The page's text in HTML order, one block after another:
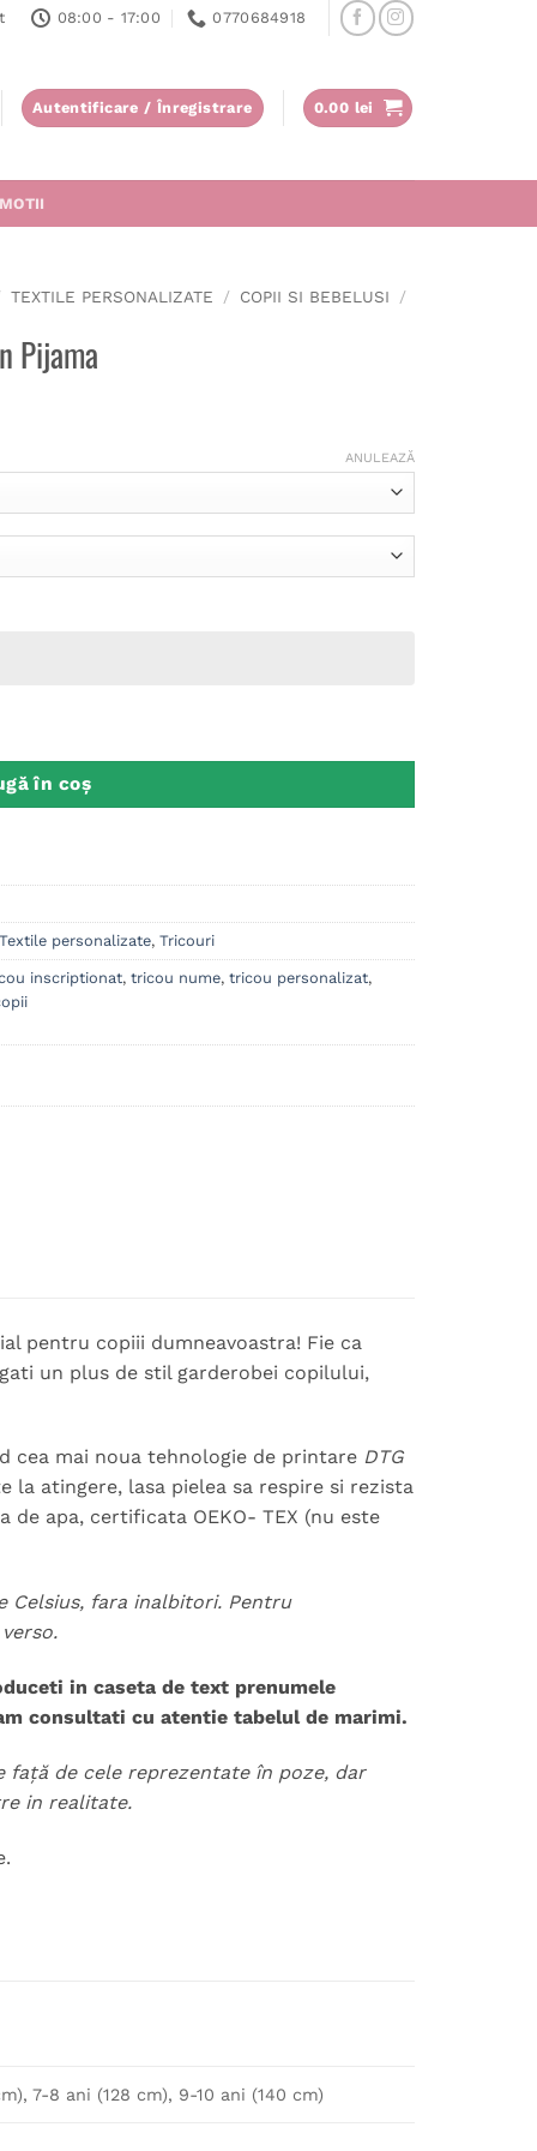
08:00 - 17:00 0770684918
Autentificare / Înregistrare 0.00 lei
TEXTILE PERSONALIZATE / COPII SI BEBELUSI
/
Pijama
ANULEAZĂ
în coș
Textile personalizate, Tricouri
inscriptionat, tricou nume, tricou personalizat,
pentru copiii dumneavoastra! Fie ca
un plus de stil garderobei copilului,
cea mai noua tehnologie de printare DTG
atingere, lasa pielea sa respire si rezista
apa, certificata OEKO- TEX (nu este
Celsius, fara inalbitori. Pentru
in caseta de text prenumele
consultati cu atentie tabelul de marimi.
de cele reprezentate în poze, dar
in realitate.
7-8 ani (128 cm), 9-10 ani (140 cm)